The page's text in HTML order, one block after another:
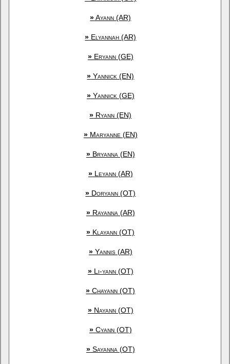
»Ayann (AR)
» Elyannah (AR)
»Eryann (GE)
» Yannick (EN)
»Yannick (GE)
» Ryann (EN)
»Maryanne (EN)
»Bryanna (EN)
»Leyann (AR)
» Doryann (OT)
»Rayanna (AR)
» Klayann (OT)
»Yannis (AR)
»Li-yann (OT)
» Chayann (OT)
»Nayann (OT)
»Cyann (OT)
»Sayanna (OT)